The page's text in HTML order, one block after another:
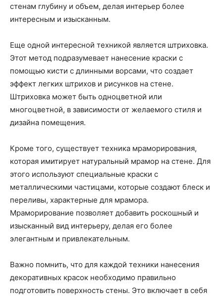
стенам глубину и объем, делая интерьер более
интересным и изысканным.
Еще одной интересной техникой является штриховка.
Этот метод подразумевает нанесение краски с
помощью кисти с длинными ворсами, что создает
эффект легких штрихов и рисунков на стене.
Штриховка может быть одноцветной или
многоцветной, в зависимости от желаемого стиля и
дизайна помещения.
Кроме того, существует техника мраморирования,
которая имитирует натуральный мрамор на стене. Для
этого используют специальные краски с
металлическими частицами, которые создают блеск и
переливы, характерные для мрамора.
Мраморирование позволяет добавить роскошный и
изысканный вид интерьеру, делая его более
элегантным и привлекательным.
Важно помнить, что для каждой техники нанесения
декоративных красок необходимо правильно
подготовить поверхность стены. Это включает в себя